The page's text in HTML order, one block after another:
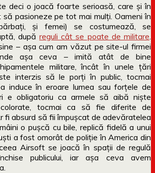
deci o joacă foarte serioasă, care și în
să pasioneze pe tot mai mulți. Oameni în
și femei) se costumează, se
după reguli cât se poate de militare
– așa cum am văzut pe site-ul firmei
așa ceva – imită atât de bine
militare, încât în unele țări
interzis să le porți în public, tocmai
induce în eroare lumea sau forțele de
e obligatoriu ca armele să aibă niște
tocmai ca să fie diferite de
fi absurd să fii împușcat de adevăratelea
o pușcă cu bile, replică fidelă a unui
a fost omorât de poliție în America din
Airsoft se joacă în spații de regulă
publicului, iar așa ceva avem